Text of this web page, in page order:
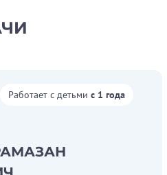
Прекрасный врач
только к ней. Уже два
запущенной формы.
Работает с детьми с 1 года